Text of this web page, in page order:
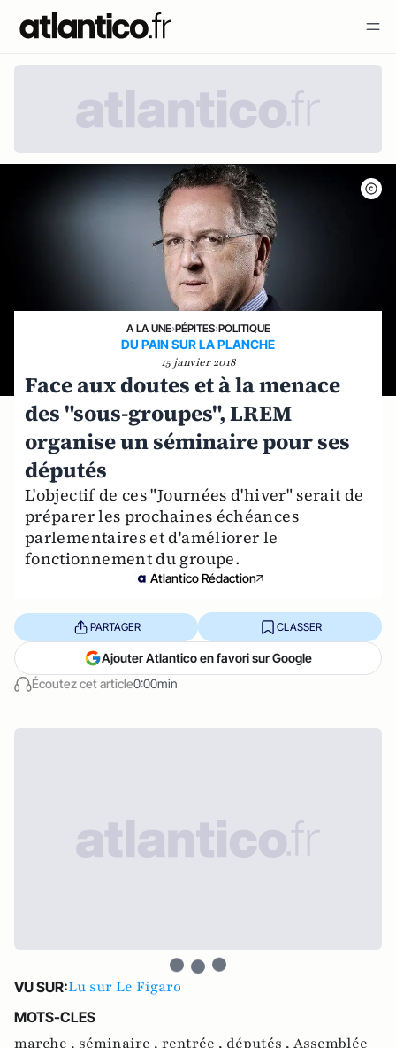
A LA UNE›PÉPITES›POLITIQUE
DU PAIN SUR LA PLANCHE
15 janvier 2018
Face aux doutes et à la menace
des "sous-groupes", LREM
organise un séminaire pour ses
députés
L'objectif de ces "Journées d'hiver" serait de
préparer les prochaines échéances
parlementaires et d'améliorer le
fonctionnement du groupe.
Atlantico Rédaction
Écoutez cet article0:00min
PARTAGER CLASSER
Ajouter Atlantico en favori sur Google
VU SUR:Lu sur Le Figaro
MOTS-CLES
marche , séminaire , rentrée , députés , Assemblée